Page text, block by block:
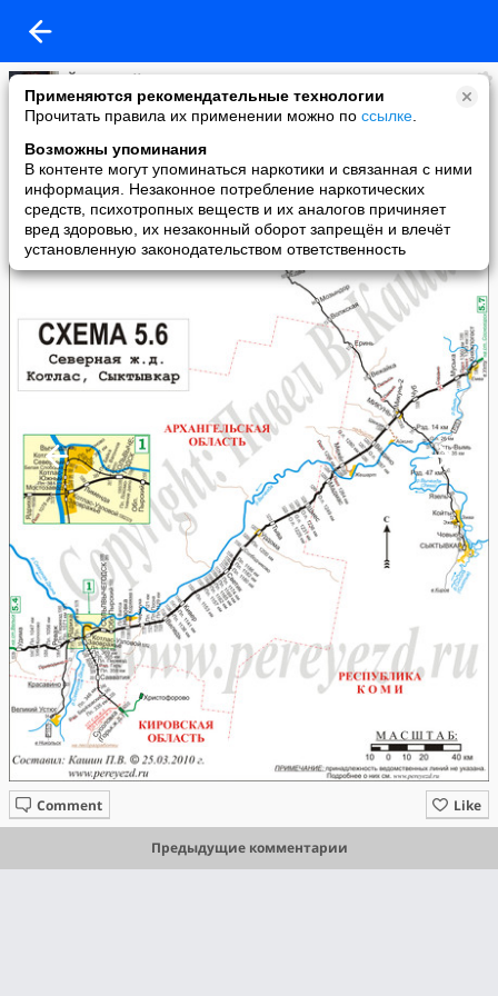
Применяются рекомендательные технологии
Прочитать правила их применении можно по ссылке
Возможны упоминания
В контенте могут упоминаться наркотики и связанная с ними
информация. Незаконное потребление наркотических
средств, психотропных веществ и их аналогов причиняет
вред здоровью, их незаконный оборот запрещён и влечёт
установленную законодательством ответственность
Йумжагийн Олорхгорн
added a photo
25 Mar в 21:56
Like
Comment
Предыдущие комментарии